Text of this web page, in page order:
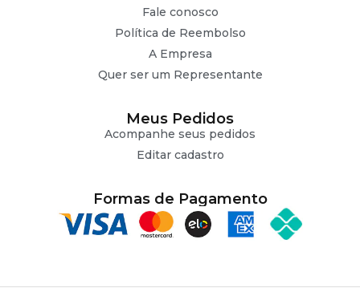
Fale conosco
Política de Reembolso
A Empresa
Quer ser um Representante
Meus Pedidos
Acompanhe seus pedidos
Editar cadastro
Formas de Pagamento